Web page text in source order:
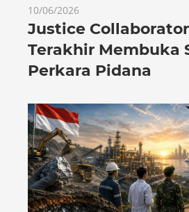
10/06/2026
Justice
Terakhir Membuka
Perkara Pidana